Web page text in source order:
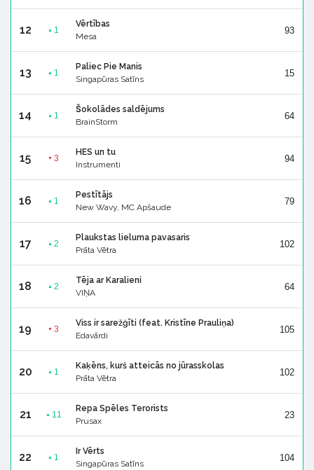
12 ▲ 1
Vērtības
Mesa
93
13 ▲ 1
Paliec Pie Manis
Singapūras Satīns
15
14 ▲ 1
Šokolādes saldējums
BrainStorm
64
15 ▼ 3
HES un tu
Instrumenti
94
16 ▲ 1
Pestītājs
New Wavy, MC Apšaude
79
17 ▲ 2
Plaukstas lieluma pavasaris
Prāta Vētra
102
18 ▲ 2
Tēja ar Karalieni
VIŅA
64
19 ▼ 3
Viss ir sarežģīti (feat. Kristīne Prauliņa)
Edavārdi
105
20 ▲ 1
Kaķēns, kurš atteicās no jūrasskolas
Prāta Vētra
102
21 ▲ 11
Repa Spēles Terorists
Prusax
23
22 ▲ 1
Ir Vērts
Singapūras Satīns
104